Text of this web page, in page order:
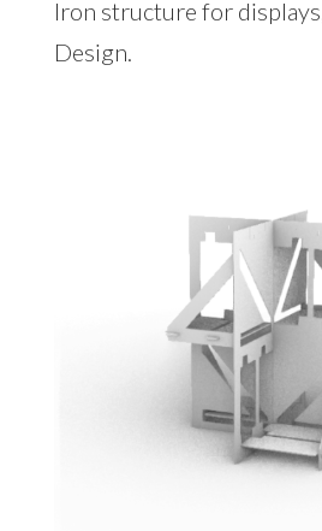
Iron structure for
Design.